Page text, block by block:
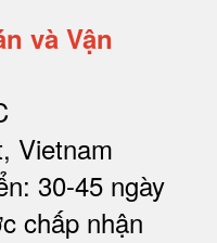
và Vận
Vietnam
30-45 ngày
chấp nhận